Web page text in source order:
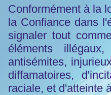
Conformément à la
la Confiance dans
signaler tout
éléments
antisémites,
diffamatoires,
raciale, et d'atteinte